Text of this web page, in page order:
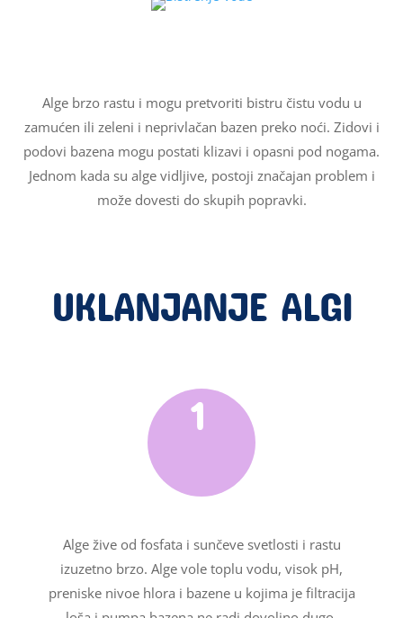
Alge brzo rastu i mogu pretvoriti bistru čistu vodu u
zamućen ili zeleni i neprivlačan bazen preko noći. Zidovi i
podovi bazena mogu postati klizavi i opasni pod nogama.
Jednom kada su alge vidljive, postoji značajan problem i
može dovesti do skupih popravki.
UKLANJANJE ALGI
1
Alge žive od fosfata i sunčeve svetlosti i rastu
izuzetno brzo. Alge vole toplu vodu, visok pH,
preniske nivoe hlora i bazene u kojima je filtracija